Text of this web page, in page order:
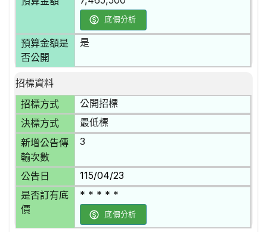
底價分析
預算金額是
否公開
是
招標資料
招標方式
公開招標
決標方式 最低標
新增公告傳
輸次數
3
公告日 115/04/23
是否訂有底
價
* * * * *
底價分析